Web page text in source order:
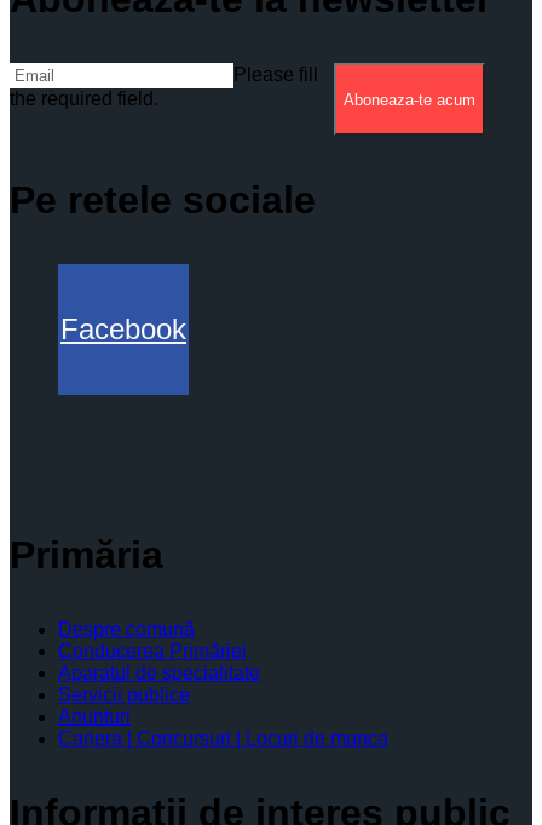
Please fill
the required field.
Aboneaza-te acum
Pe retele sociale
Facebook
Primăria
Despre comună
Conducerea Primăriei
Aparatul de specialitate
Servicii publice
Anunturi
Cariera | Concursuri | Locuri de munca
Informaţii de interes public